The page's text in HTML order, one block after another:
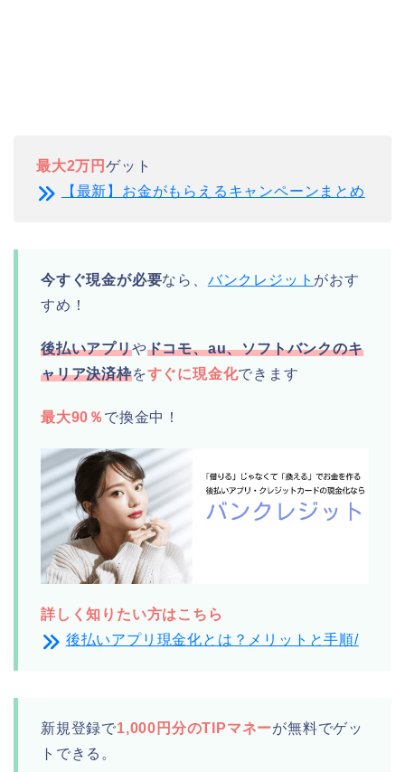
最大2万円 ゲット
【最新】お金がもらえるキャンペーンまとめ
今すぐ現金が必要なら、 バンクレジット がおす
すめ！
後払いアプリやドコモ、au、ソフトバンクのキ
ャリア決済枠をすぐに現金化できます
最大90％ で換金中！
詳しく知りたい方はこちら
後払いアプリ現金化とは？メリットと手順/
新規登録で1,000円分のTIPマネーが無料でゲッ
トできる。